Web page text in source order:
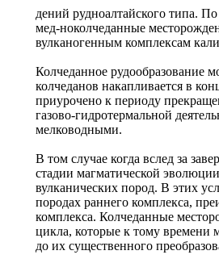
дений рудноалтайского типа.
мед-ноколчеданные
вулканогенным комплексам
Колчеданное рудообразование
колчеданов накапливается в
приурочено к периоду
газово-гидротермальной
мелководными.
В том случае когда вслед за
стадии магматической
вулканических пород. В этих
породах раннего комплекса,
комплекса. Колчеданные
цикла, которые к тому времени
до их существенного